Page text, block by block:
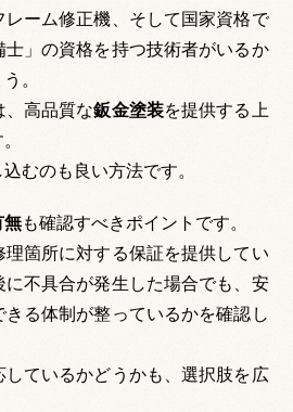
ーム修正機、そして国家資格で
」の資格を持つ技術者がいるか
。
、高品質な鈑金塗装を提供する上
むのも良い方法です。
無も確認すべきポイントです。
箇所に対する保証を提供してい
に不具合が発生した場合でも、安
る体制が整っているかを確認し
しているかどうかも、選択肢を広